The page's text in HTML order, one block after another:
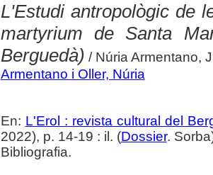
L'Estudi antropològic de
martyrium de Santa
Berguedà) / Núria Armentano,
Armentano i Oller, Núria
En: L'Erol : revista cultural del
2022), p. 14-19 : il. (Dossier.
Bibliografia.